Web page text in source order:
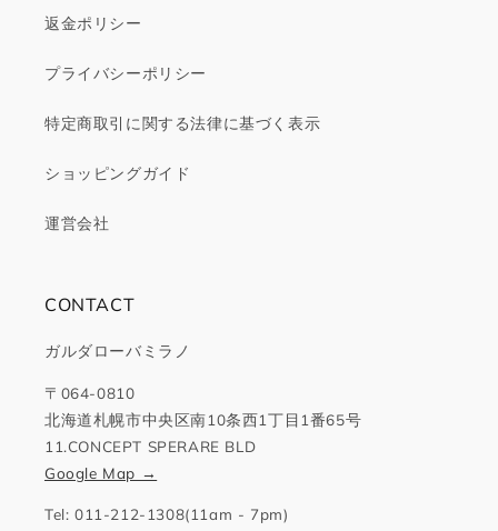
返金ポリシー
プライバシーポリシー
特定商取引に関する法律に基づく表示
ショッピングガイド
運営会社
CONTACT
ガルダローバミラノ
〒064-0810
北海道札幌市中央区南10条西1丁目1番65号
11.CONCEPT SPERARE BLD
Google Map →
Tel: 011-212-1308(11am - 7pm)